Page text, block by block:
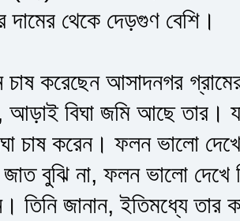
দামের থেকে দেড়গুণ বেশি।
চাষ করেছেন আসাদনগর
আড়াই বিঘা জমি আছে তার।
চাষ করেন। ফলন ভালো
বুঝি না, ফলন ভালো দেখে
তিনি জানান, ইতিমধ্যে